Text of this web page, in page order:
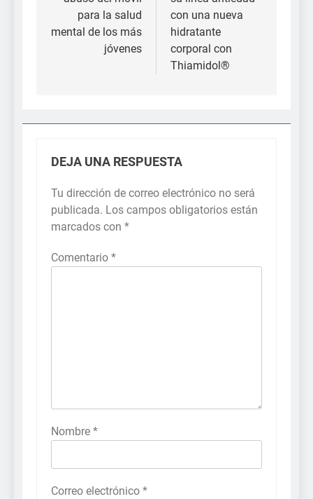
para la salud
mental de los más
jóvenes
con una nueva
hidratante
corporal con
Thiamidol®
DEJA UNA RESPUESTA
Tu dirección de correo electrónico no será
publicada. Los campos obligatorios están
marcados con *
Comentario *
Nombre *
Correo electrónico *